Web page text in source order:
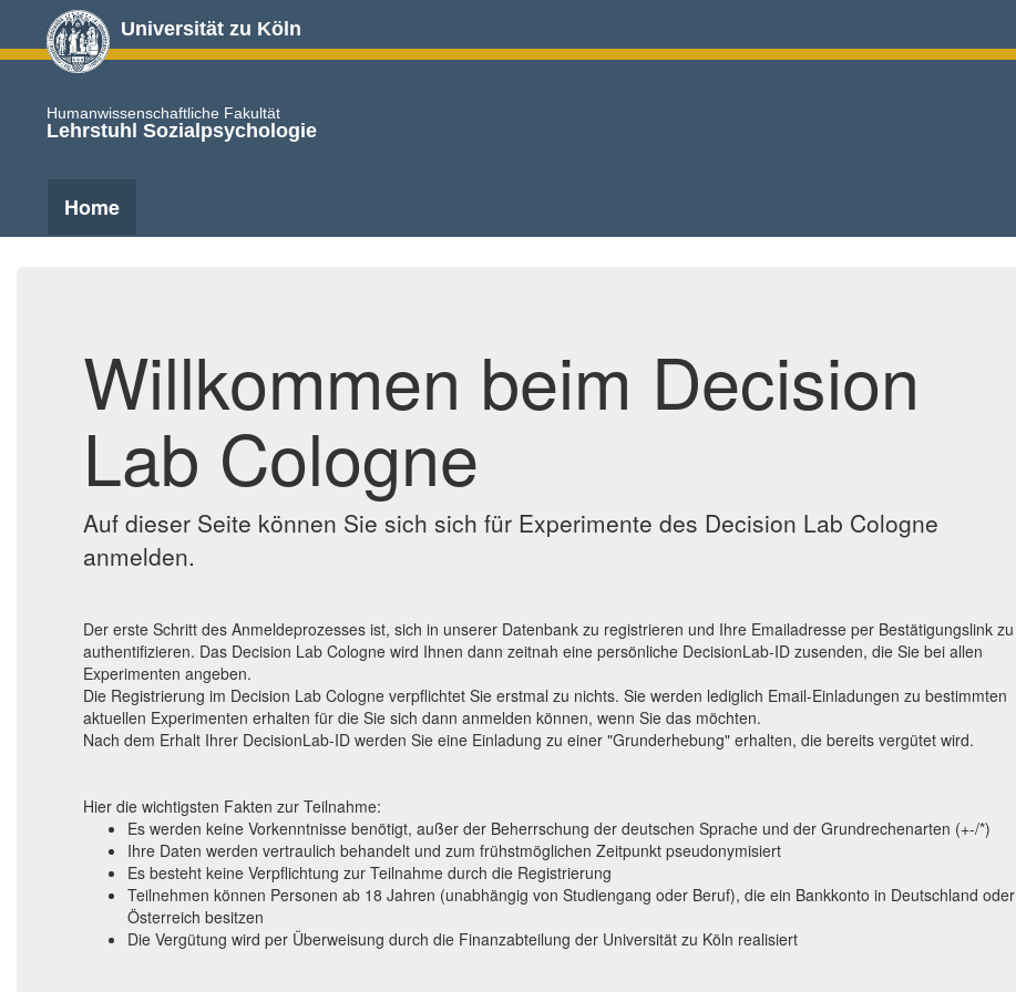
Universität zu Köln
Humanwissenschaftliche Fakultät
Lehrstuhl Sozialpsychologie
Home
Willkommen beim Decision
Lab Cologne
Auf dieser Seite können Sie sich sich für Experimente des Decision Lab Cologne
anmelden.
Der erste Schritt des Anmeldeprozesses ist, sich in unserer Datenbank zu registrieren und Ihre Emailadresse per Bestätigungslink zu
authentifizieren. Das Decision Lab Cologne wird Ihnen dann zeitnah eine persönliche DecisionLab-ID zusenden, die Sie bei allen
Experimenten angeben.
Die Registrierung im Decision Lab Cologne verpflichtet Sie erstmal zu nichts. Sie werden lediglich Email-Einladungen zu bestimmten
aktuellen Experimenten erhalten für die Sie sich dann anmelden können, wenn Sie das möchten.
Nach dem Erhalt Ihrer DecisionLab-ID werden Sie eine Einladung zu einer "Grunderhebung" erhalten, die bereits vergütet wird.
Hier die wichtigsten Fakten zur Teilnahme:
Es werden keine Vorkenntnisse benötigt, außer der Beherrschung der deutschen Sprache und der Grundrechenarten (+-/*)
Ihre Daten werden vertraulich behandelt und zum frühstmöglichen Zeitpunkt pseudonymisiert
Es besteht keine Verpflichtung zur Teilnahme durch die Registrierung
Teilnehmen können Personen ab 18 Jahren (unabhängig von Studiengang oder Beruf), die ein Bankkonto in Deutschland oder
Österreich besitzen
Die Vergütung wird per Überweisung durch die Finanzabteilung der Universität zu Köln realisiert